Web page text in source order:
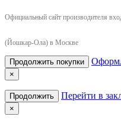
Официальный сайт производителя
(Йошкар-Ола) в Москве
Продолжить покупки
×
Продолжить Перейти в
×